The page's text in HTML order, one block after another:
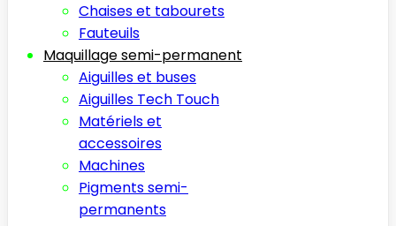
Chaises et tabourets
Fauteuils
Maquillage semi-permanent
Aiguilles et buses
Aiguilles Tech Touch
Matériels et
accessoires
Machines
Pigments semi-
permanents